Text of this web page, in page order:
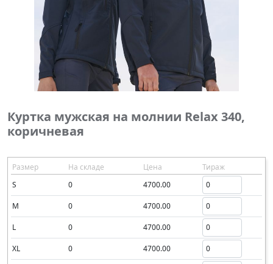
Куртка мужская на молнии Relax 340,
коричневая
Размер На складе Цена
Тираж
S
0 4700.00
M 0 4700.00
L 0 4700.00
XL 0 4700.00